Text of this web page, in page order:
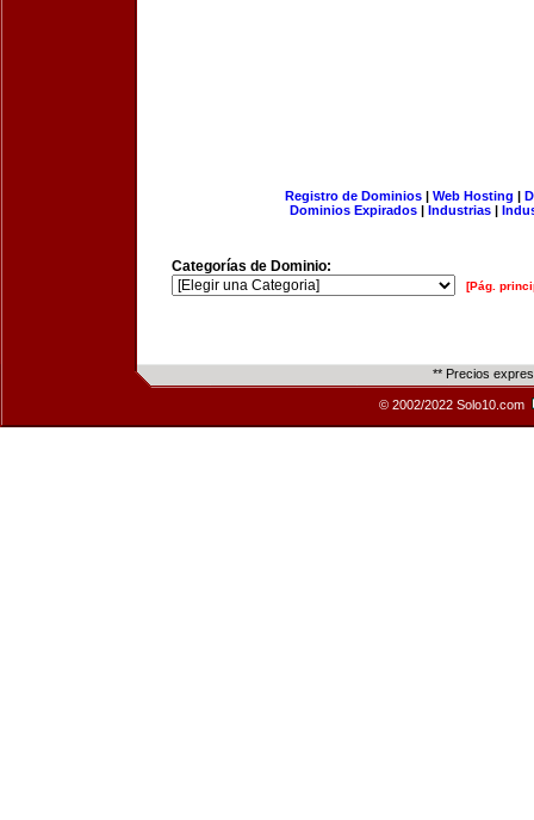
Registro de Dominios| Web Hosting |
Dominios Expirados | Industrias |
Categorías de Dominio:
[Pág.
** Precios
© 2002/2022 Solo10.com